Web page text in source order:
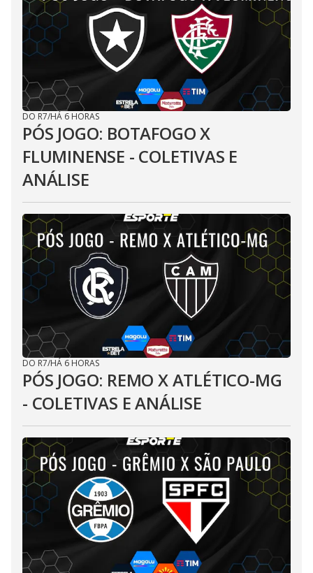
DO R7/HÁ 6 HORAS
PÓS JOGO: BOTAFOGO X
FLUMINENSE - COLETIVAS E
ANÁLISE
DO R7/HÁ 6 HORAS
PÓS JOGO: REMO X ATLÉTICO-MG
- COLETIVAS E ANÁLISE